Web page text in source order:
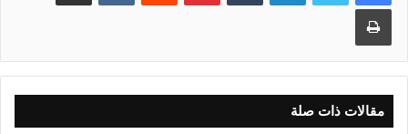
طباعة
مقالات ذات صلة